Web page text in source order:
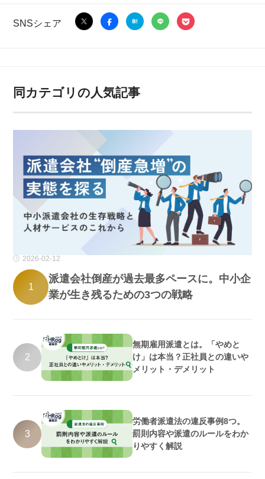
SNSシェア
同カテゴリの人気記事
2026-02-12
1
派遣会社倒産が過去最多ペースに。中小企
業が生き残るための3つの戦略
2
無期雇用派遣とは。「やめと
け」は本当？正社員との違いや
メリット・デメリット
3
労働者派遣法の違反事例8つ。
罰則内容や派遣のルールをわか
りやすく解説